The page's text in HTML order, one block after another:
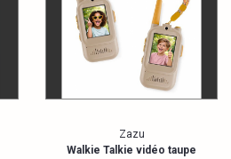
Zazu
Walkie Talkie vidéo taupe